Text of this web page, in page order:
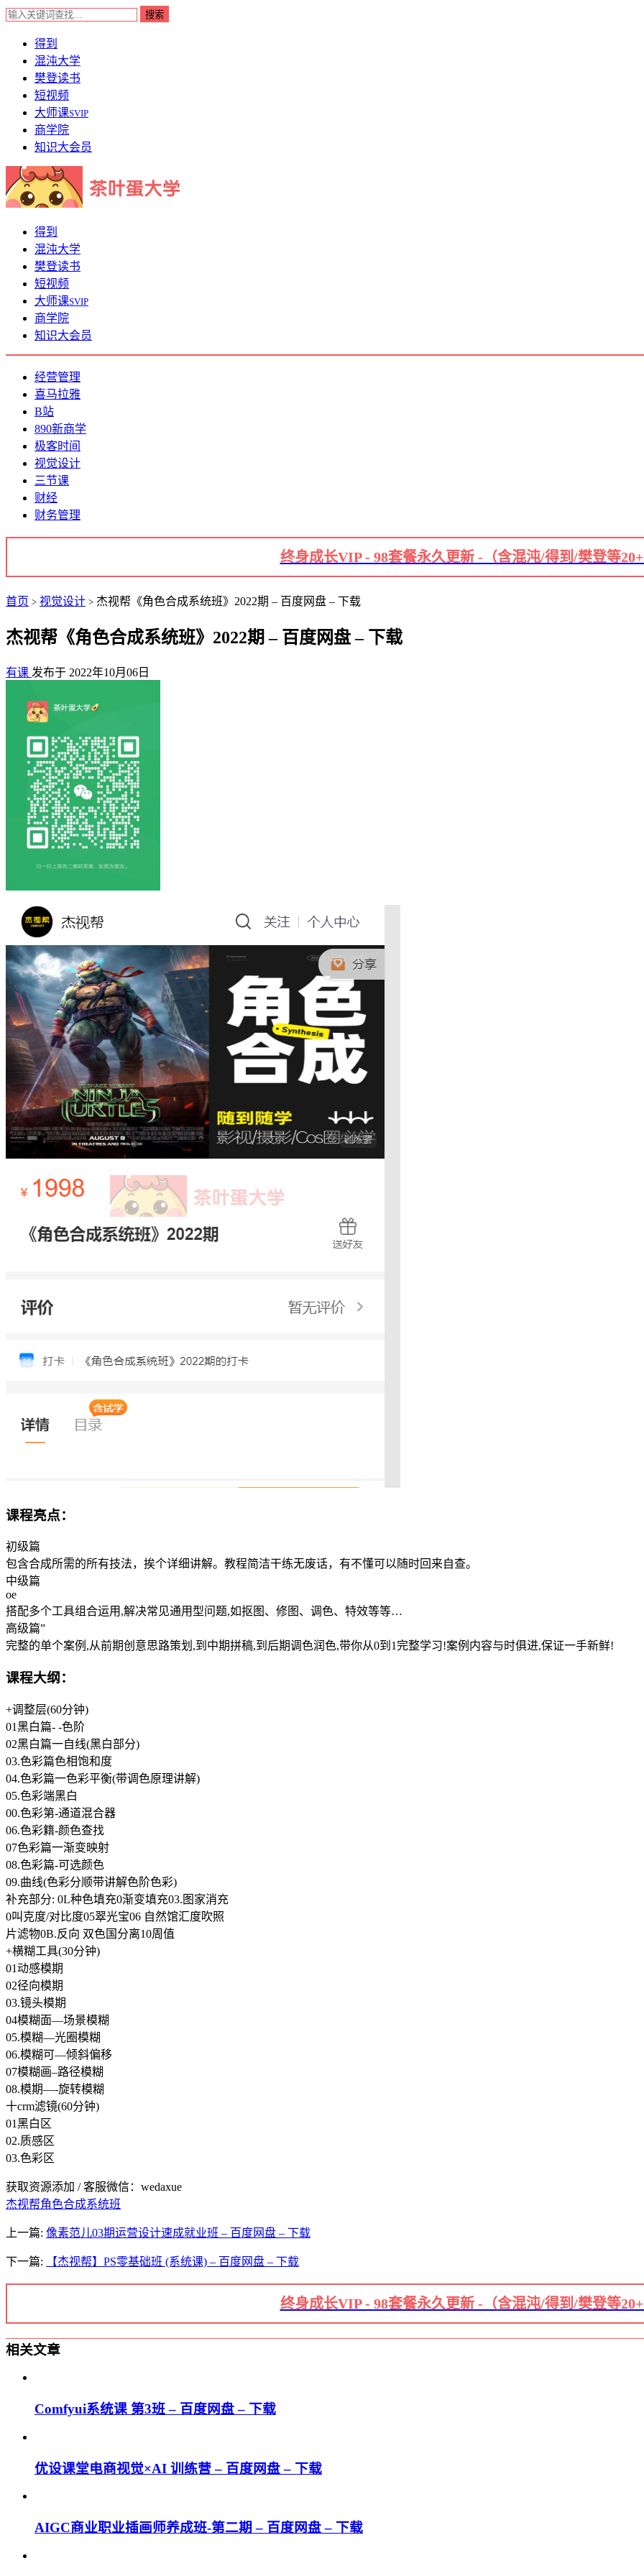
得到
混沌大学
樊登读书
短视频
大师课SVIP
商学院
知识大会员
得到
混沌大学
樊登读书
短视频
大师课SVIP
商学院
知识大会员
经营管理
喜马拉雅
B站
890新商学
极客时间
视觉设计
三节课
财经
财务管理
终身成长VIP - 98套餐永久更新 -（含混沌/得到/樊登等
首页 > 视觉设计 > 杰视帮《角色合成系统班》2022期 – 百度网盘 – 下载
杰视帮《角色合成系统班》2022期 – 百度网盘 – 下载
有课 发布于 2022年10月06日
课程亮点：
初级篇
包含合成所需的所有技法，挨个详细讲解。教程简洁干练无废话，有不懂可以随时回来自查。
中级篇
oe
搭配多个工具组合运用,解决常见通用型问题,如抠图、修图、调色、特效等等…
高级篇”
完整的单个案例,从前期创意思路策划,到中期拼稿,到后期调色润色,带你从0到1完整学习!案例内容与时俱进,保证一手新鲜!
课程大纲：
+调整层(60分钟)
01黑白篇- -色阶
02黑白篇一自线(黑白部分)
03.色彩篇色相饱和度
04.色彩篇一色彩平衡(带调色原理讲解)
05.色彩端黑白
00.色彩第-通道混合器
06.色彩籍-颜色查找
07色彩篇一渐变映射
08.色彩篇-可选颜色
09.曲线(色彩分顺带讲解色阶色彩)
补充部分: 0L种色填充0渐变填充03.图家消充
0叫克度/对比度05翠光宝06 自然馆汇度吹照
片滤物0B.反向 双色国分离10周值
+横糊工具(30分钟)
01动感模期
02径向模期
03.镜头模期
04模糊面—场景模糊
05.模糊—光圈模糊
06.模糊可—倾斜偏移
07模糊画–路径模糊
08.模期—-旋转模糊
十crm滤镜(60分钟)
01黑白区
02.质感区
03.色彩区
获取资源添加 / 客服微信：wedaxue
杰视帮角色合成系统班
上一篇: 像素范儿03期运营设计速成就业班 – 百度网盘 – 下载
下一篇: 【杰视帮】PS零基础班 (系统课) – 百度网盘 – 下载
终身成长VIP - 98套餐永久更新 -（含混沌/得到/樊登等
相关文章
Comfyui系统课 第3班 – 百度网盘 – 下载
优设课堂电商视觉×AI 训练营 – 百度网盘 – 下载
AIGC商业职业插画师养成班-第二期 – 百度网盘 – 下载